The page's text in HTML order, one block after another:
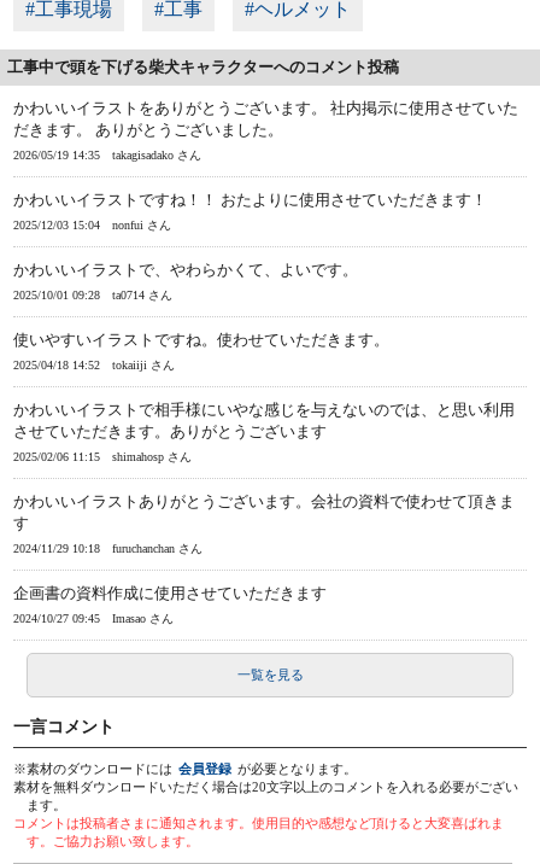
#工事現場 #工事 #ヘルメット
工事中で頭を下げる柴犬キャラクターへのコメント投稿
かわいいイラストをありがとうございます。 社内掲示に使用させていた
だきます。 ありがとうございました。
2026/05/19 14:35 takagisadako さん
かわいいイラストですね！！ おたよりに使用させていただきます！
2025/12/03 15:04 nonfui さん
かわいいイラストで、やわらかくて、よいです。
2025/10/01 09:28 ta0714 さん
使いやすいイラストですね。使わせていただきます。
2025/04/18 14:52 tokaiiji さん
かわいいイラストで相手様にいやな感じを与えないのでは、と思い利用
させていただきます。ありがとうございます
2025/02/06 11:15 shimahosp さん
かわいいイラストありがとうございます。会社の資料で使わせて頂きま
す
2024/11/29 10:18 furuchanchan さん
企画書の資料作成に使用させていただきます
2024/10/27 09:45 Imasao さん
一覧を見る
一言コメント
※素材のダウンロードには 会員登録 が必要となります。
素材を無料ダウンロードいただく場合は20文字以上のコメントを入れる必要がござい
ます。
コメントは投稿者さまに通知されます。使用目的や感想など頂けると大変喜ばれま
す。ご協力お願い致します。